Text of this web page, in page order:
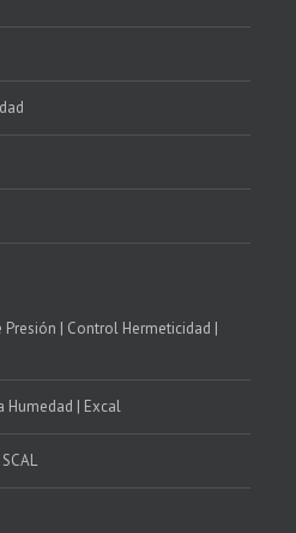
Presión | Control Hermeticidad |
Humedad | Excal